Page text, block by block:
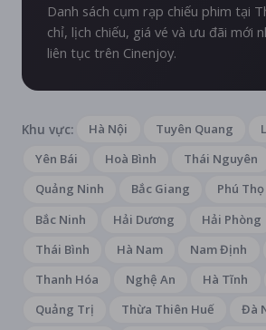
Danh sách cụm rạp chiếu phim tại
chỉ, lịch chiếu, giá vé và ưu đãi mới
liên tục trên Cinenjoy.
Khu vực: Hà Nội Tuyên Quang
Yên Bái
Hoà Bình Thái Nguyên
Quảng Ninh
Bắc Giang Phú Thọ
Bắc Ninh
Hải Dương Hải Phòng
Thái Bình
Hà Nam Nam Định
Thanh Hóa
Nghệ An Hà Tĩnh
Quảng Trị
Thừa Thiên Huế
Đà